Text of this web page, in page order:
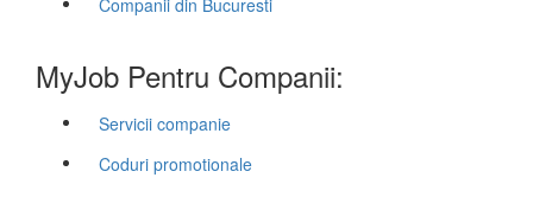
Companii din Bucuresti
MyJob Pentru Companii:
Servicii companie
Coduri promotionale